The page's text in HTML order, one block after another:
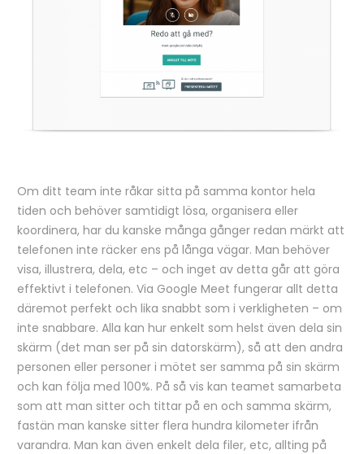
Om ditt team inte råkar sitta på samma kontor hela
tiden och behöver samtidigt lösa, organisera eller
koordinera, har du kanske många gånger redan märkt att
telefonen inte räcker ens på långa vägar. Man behöver
visa, illustrera, dela, etc – och inget av detta går att göra
effektivt i telefonen. Via Google Meet fungerar allt detta
däremot perfekt och lika snabbt som i verkligheten – om
inte snabbare. Alla kan hur enkelt som helst även dela sin
skärm (det man ser på sin datorskärm), så att den andra
personen eller personer i mötet ser samma på sin skärm
och kan följa med 100%. På så vis kan teamet samarbeta
som att man sitter och tittar på en och samma skärm,
fastän man kanske sitter flera hundra kilometer ifrån
varandra. Man kan även enkelt dela filer, etc, allting på